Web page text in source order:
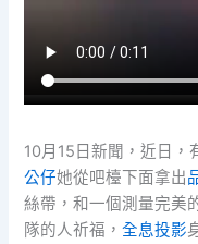
10月15日新聞，近日，
公仔她從吧檯下面拿出
絲帶，和一個測量完美
隊的人祈福，全息投影